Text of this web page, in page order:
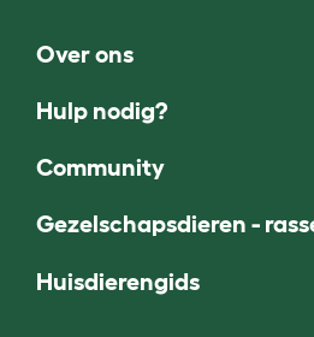
Over ons
Hulp nodig?
Community
Gezelschapsdieren -
Huisdierengids